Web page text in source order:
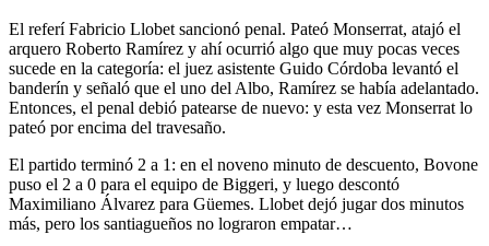
El referí Fabricio Llobet sancionó penal. Pateó Monserrat, atajó el
arquero Roberto Ramírez y ahí ocurrió algo que muy pocas veces
sucede en la categoría: el juez asistente Guido Córdoba levantó el
banderín y señaló que el uno del Albo, Ramírez se había adelantado.
Entonces, el penal debió patearse de nuevo: y esta vez Monserrat lo
pateó por encima del travesaño.
El partido terminó 2 a 1: en el noveno minuto de descuento, Bovone
puso el 2 a 0 para el equipo de Biggeri, y luego descontó
Maximiliano Álvarez para Güemes. Llobet dejó jugar dos minutos
más, pero los santiagueños no lograron empatar…